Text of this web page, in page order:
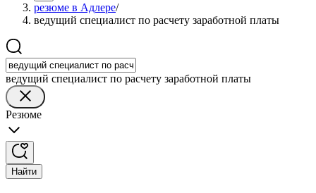
резюме в Адлере/
ведущий специалист по расчету заработной платы
ведущий специалист по расчету заработной платы
Резюме
Найти